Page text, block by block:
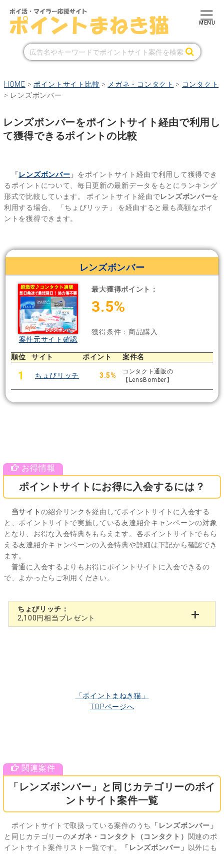
HOME > ポイントサイト比較 > メガネ・コンタクト > コンタクト
> レンズボンバー
レンズボンバーをポイントサイト経由で利用し
て獲得できるポイントの比較
「 レンズボンバー 」 をポイントサイト経由で利用して獲得でき
るポイントについて、毎日更新の最新データをもとにランキング
形式で比較しています。 ポイントサイト経由でレンズボンバーを
利用する場合、
「ちょびリッチ」
を経由すると最も高額なポイ
ントを獲得できます。
レンズボンバー
案件元サイト確認
最大獲得ポイント：
3.5%
獲得条件：商品購入
順位 サイト ポイント 案件名
1 ちょびリッチ 3.5%
コンタクト通販の
【LensBomber】
ポイントサイトにお得に入会するには？
当サイト の紹介リンクを経由してポイントサイトに入会する
と、ポイントサイトで実施している友達紹介キャンペーンの対象
となり、お得な入会特典をもらえます。各ポイントサイトでもら
える友達紹介キャンペーンの入会特典や詳細は下記から確認でき
ます。
普通に入会するよりもお得にポイントサイトに入会できるの
で、よかったらご利用ください。
ちょびリッチ：
2,100円相当プレゼント
「ポイントまねき猫」
TOPページへ
「レンズボンバー」と同じカテゴリーのポイ
ントサイト案件一覧
ポイントサイトで取扱っている案件のうち
「レンズボンバー」
と同じカテゴリーのメガネ・コンタクト（コンタクト） 関連のポ
イントサイト案件リスト一覧です。
「レンズボンバー」
以外にも